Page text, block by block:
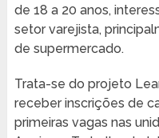
de 18 a 20 anos,
setor varejista,
de supermercado.
Trata-se do projeto
receber inscrições de
primeiras vagas nas